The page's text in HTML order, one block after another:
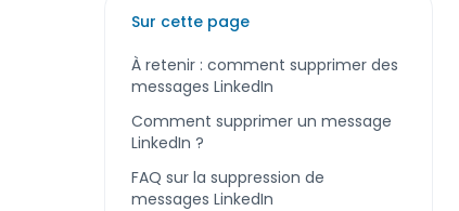
Sur cette page
À retenir : comment supprimer des
messages LinkedIn
Comment supprimer un message
LinkedIn ?
FAQ sur la suppression de
messages LinkedIn